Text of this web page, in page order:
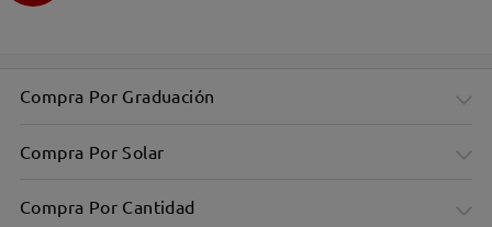
Compra Por Graduación
Compra Por Solar
Compra Por Cantidad